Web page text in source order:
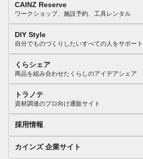
CAINZ Reserve
ワークショップ、施設予約、工具レンタル
DIY Style
自分でものづくりしたいすべての人をサポート
くらシェア
商品を組み合わせたくらしのアイデアシェア
トラノテ
資材調達のプロ向け通販サイト
採用情報
カインズ 企業サイト